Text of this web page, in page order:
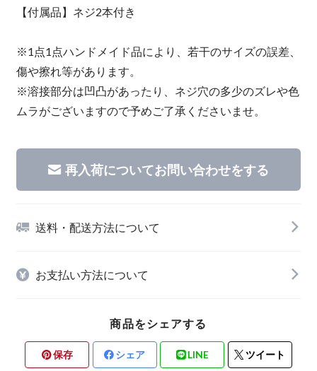
【付属品】ネジ2本付き
※1点1点ハンドメイド品により、若干のサイズの誤差、
傷や擦れ等があります。
※溶接部分は凹凸があったり、ネジ穴の多少のズレや色
ムラがございますので予めご了承くださいませ。
再入荷についてお問い合わせをする
送料・配送方法について
お支払い方法について
商品をシェアする
保存 シェア LINE ツイート